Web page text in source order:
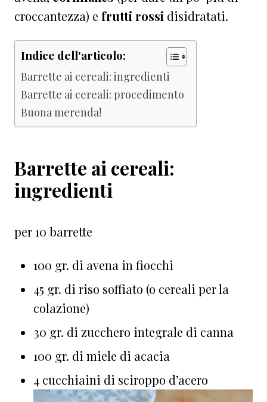
croccantezza) e frutti rossi disidratati.
Indice dell'articolo:
Barrette ai cereali: ingredienti
Barrette ai cereali: procedimento
Buona merenda!
Barrette ai cereali:
ingredienti
per 10 barrette
100 gr. di avena in fiocchi
45 gr. di riso soffiato (o cereali per la
colazione)
30 gr. di zucchero integrale di canna
100 gr. di miele di acacia
4 cucchiaini di sciroppo d’acero